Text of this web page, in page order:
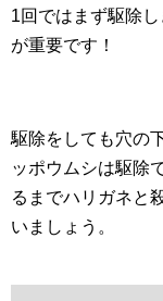
1回ではまず駆除
が重要です！
駆除をしても穴の
ッポウムシは駆除
るまでハリガネと
いましょう。